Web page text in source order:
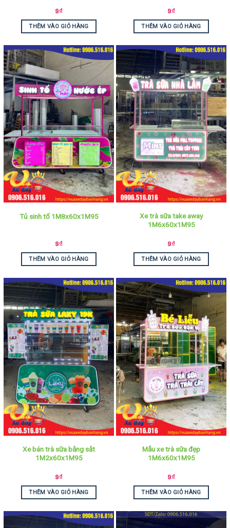
9₫
THÊM VÀO GIỎ HÀNG
9₫
THÊM VÀO GIỎ HÀNG
Tủ sinh tố 1M8x60x1M95
9₫
THÊM VÀO GIỎ HÀNG
Xe trà sữa take away
1M6x60x1M95
9₫
THÊM VÀO GIỎ HÀNG
Xe bán trà sữa bằng sắt
1M2x60x1M95
9₫
THÊM VÀO GIỎ HÀNG
Mẫu xe trà sữa đẹp
1M6x60x1M95
9₫
THÊM VÀO GIỎ HÀNG